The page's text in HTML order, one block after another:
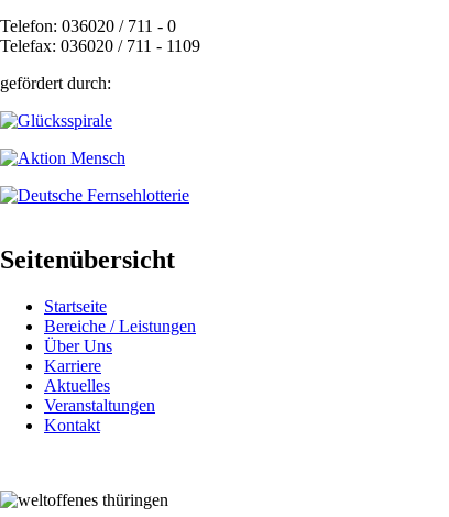
Telefon: 036020 / 711 - 0
Telefax: 036020 / 711 - 1109
gefördert durch:
Seitenübersicht
Startseite
Bereiche / Leistungen
Über Uns
Karriere
Aktuelles
Veranstaltungen
Kontakt